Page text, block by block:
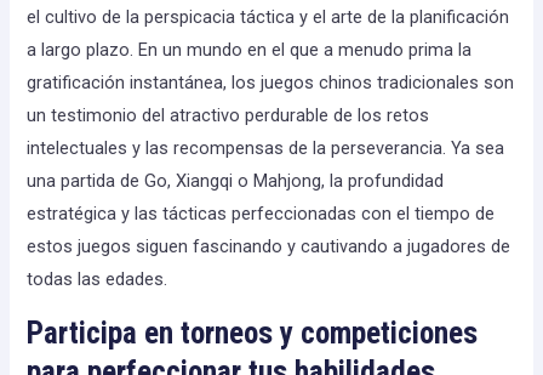
el cultivo de la perspicacia táctica y el arte de la planificación
a largo plazo. En un mundo en el que a menudo prima la
gratificación instantánea, los juegos chinos tradicionales son
un testimonio del atractivo perdurable de los retos
intelectuales y las recompensas de la perseverancia. Ya sea
una partida de Go, Xiangqi o Mahjong, la profundidad
estratégica y las tácticas perfeccionadas con el tiempo de
estos juegos siguen fascinando y cautivando a jugadores de
todas las edades.
Participa en torneos y competiciones